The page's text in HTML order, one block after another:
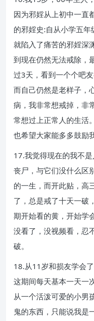
因为邪婬从上初中一直
的邪婬史:自从小学五年
就陷入了痛苦的邪婬深
到现在仍然无法戒除，
过3天，看到一个个吧
而自己仍然是老样子，
病，我非常想戒掉，非
常想过上正常人的生活
也希望大家能多多鼓励我
17.我觉得现在的我不是
丧尸，与它们没什么区
的一生，而开此贴，高
了，总是戒了十天一破
期开始看的黄，开始学
没看了，没视频看，忍
破。
18.从11岁和损友学会
这期间每天基本一天一
从一个活泼可爱的小男
鬼的东西，只能说我是